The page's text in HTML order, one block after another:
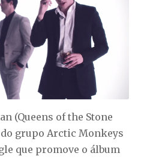
(Queens of the Stone
grupo Arctic Monkeys
que promove o álbum